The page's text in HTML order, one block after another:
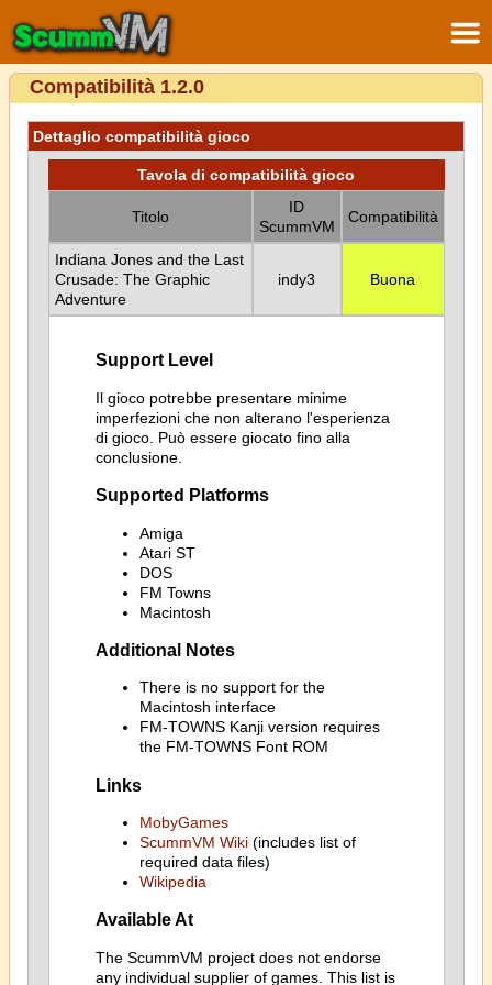
Compatibilità 1.2.0
Dettaglio compatibilità gioco
Tavola di compatibilità gioco
Titolo
ID
ScummVM
Compatibilità
Indiana Jones and the Last
Crusade: The Graphic
Adventure
indy3 Buona
Support Level
Il gioco potrebbe presentare minime
imperfezioni che non alterano l'esperienza
di gioco. Può essere giocato fino alla
conclusione.
Supported Platforms
Amiga
Atari ST
DOS
FM Towns
Macintosh
Additional Notes
There is no support for the
Macintosh interface
FM-TOWNS Kanji version requires
the FM-TOWNS Font ROM
Links
MobyGames
ScummVM Wiki(includes list of
required data files)
Wikipedia
Available At
The ScummVM project does not endorse
any individual supplier of games. This list is